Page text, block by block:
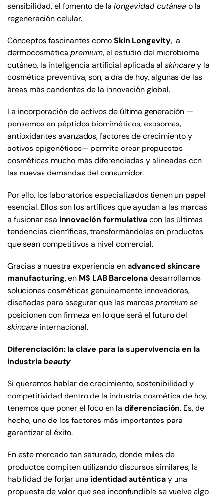
sensibilidad, el fomento de la longevidad cutánea o la
regeneración celular.
Conceptos fascinantes comoSkin Longevity, la
dermocosmética premium, el estudio del microbioma
cutáneo, la inteligencia artificial aplicada al skincarey la
cosmética preventiva, son, a día de hoy, algunas de las
áreas más candentes de la innovación global.
La incorporación de activos de última generación —
pensemos en péptidos biomiméticos, exosomas,
antioxidantes avanzados, factores de crecimiento y
activos epigenéticos— permite crear propuestas
cosméticas mucho más diferenciadas y alineadas con
las nuevas demandas del consumidor.
Por ello, los laboratorios especializados tienen un papel
esencial. Ellos son los artífices que ayudan a las marcas
a fusionar esa innovación formulativacon las últimas
tendencias científicas, transformándolas en productos
que sean competitivos a nivel comercial.
Gracias a nuestra experiencia enadvanced skincare
manufacturing, en MS LAB Barcelonadesarrollamos
soluciones cosméticas genuinamente innovadoras,
diseñadas para asegurar que las marcaspremiumse
posicionen con firmeza en lo que será el futuro del
skincare internacional.
Diferenciación: la clave para la supervivencia en la
industriabeauty
Si queremos hablar de crecimiento, sostenibilidad y
competitividad dentro de la industria cosmética de hoy,
tenemos que poner el foco en la diferenciación. Es, de
hecho, uno de los factores más importantes para
garantizar el éxito.
En este mercado tan saturado, donde miles de
productos compiten utilizando discursos similares, la
habilidad de forjar una identidad auténticay una
propuesta de valor que sea inconfundible se vuelve algo